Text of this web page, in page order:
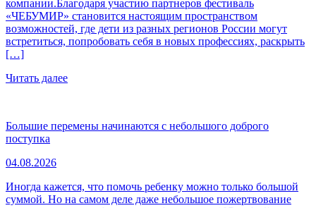
компании.Благодаря участию партнеров фестиваль
«ЧЕБУМИР» становится настоящим пространством
возможностей, где дети из разных регионов России могут
встретиться, попробовать себя в новых профессиях, раскрыть
[…]
Читать далее
Большие перемены начинаются с небольшого доброго
поступка
04.08.2026
Иногда кажется, что помочь ребенку можно только большой
суммой. Но на самом деле даже небольшое пожертвование